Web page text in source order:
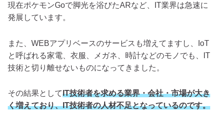
現在ポケモンGoで脚光を浴びたARなど、IT業界は急速に
発展しています。
また、WEBアプリベースのサービスも増えてますし、IoT
と呼ばれる家電、衣服、メガネ、時計などのモノでも、IT
技術と切り離せないものになってきました。
その結果としてIT技術者を求める業界・会社・市場が大き
く増えており、IT技術者の人材不足となっているのです。